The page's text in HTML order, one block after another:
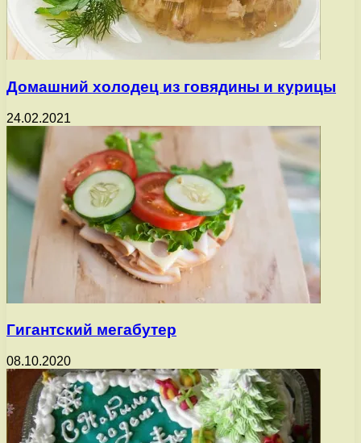
Домашний холодец из говядины и курицы
24.02.2021
Гигантский мегабутер
08.10.2020